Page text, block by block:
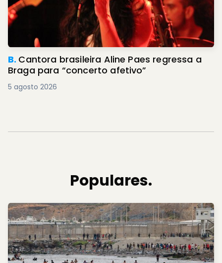
B. Cantora brasileira Aline Paes regressa a
Braga para “concerto afetivo”
5 agosto 2026
Populares.